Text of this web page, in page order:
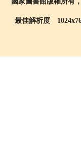
最佳解析度